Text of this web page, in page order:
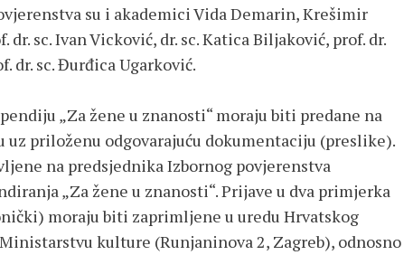
su i akademici Vida Demarin, Krešimir
sc. Ivan Vicković, dr. sc. Katica Biljaković, prof. dr.
dr. sc. Đurđica Ugarković.
„Za žene u znanosti“ moraju biti predane na
uz priloženu odgovarajuću dokumentaciju (preslike).
na predsjednika Izbornog povjerenstva
„Za žene u znanosti“. Prijave u dva primjerka
moraju biti zaprimljene u uredu Hrvatskog
kulture (Runjaninova 2, Zagreb), odnosno